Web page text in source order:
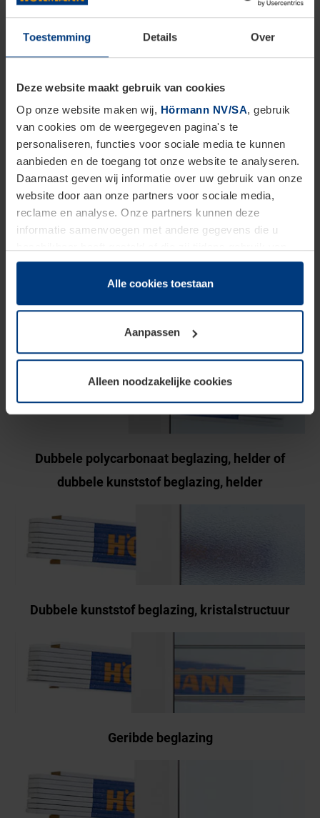
Toestemming Details Over
Deze website maakt gebruik van cookies
Op onze website maken wij, Hörmann NV/SA, gebruik
van cookies om de weergegeven pagina's te
personaliseren, functies voor sociale media te kunnen
aanbieden en de toegang tot onze website te analyseren.
Daarnaast geven wij informatie over uw gebruik van onze
website door aan onze partners voor sociale media,
reclame en analyse. Onze partners kunnen deze
informatie samenvoegen met andere gegevens die u
hun diensten hebben verzameld.
Juridisch hebben wij het recht om cookies op uw
van deze pagina's absoluut vereist is. Voor alle andere
soorten cookies is uw toestemming benodigd. Uw
toestemming kunt u op elk moment bij de uitleg van de
wijzigen of herroepen.
Alle cookies toestaan
Aanpassen
Alleen noodzakelijke cookies
De Hörmann-poort met aluminium omramingen
met normaal profielovertuigt door de goede
warmte-isolatie. Met het thermisch onderbroken
profiel van de ART 42 Thermo worden bijzonder
goede warmte-isolatiewaarden bereikt.
Vullingsvarianten
Bij de poort met aluminium omramingen van
Hörmann hebt u de keuze uit 11
Dubbele polycarbonaat beglazing, helder of
dubbele kunststof beglazing, helder
Dubbele kunststof beglazing, kristalstructuur
Geribde beglazing